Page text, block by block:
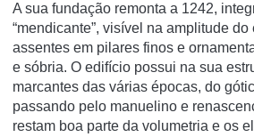
A sua fundação remonta a 1242,
“mendicante”, visível na amplitude
assentes em pilares finos e
e sóbria. O edifício possui na sua
marcantes das várias épocas, do
passando pelo manuelino e
restam boa parte da volumetria e os